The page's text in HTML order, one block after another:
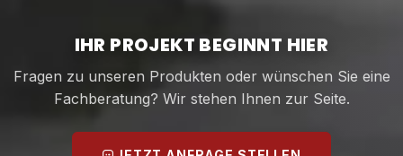
IHR PROJEKT BEGINNT HIER
Fragen zu unseren Produkten oder wünschen Sie eine
Fachberatung? Wir stehen Ihnen zur Seite.